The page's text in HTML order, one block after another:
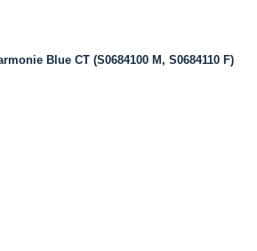
Blue CT (S0684100 M, S0684110 F)